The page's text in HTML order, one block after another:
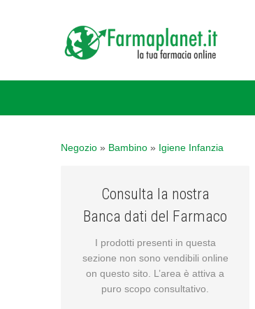
Negozio » Bambino » Igiene Infanzia
Consulta la nostra
Banca dati del Farmaco
I prodotti presenti in questa
sezione non sono vendibili online
on questo sito. L’area è attiva a
puro scopo consultativo.